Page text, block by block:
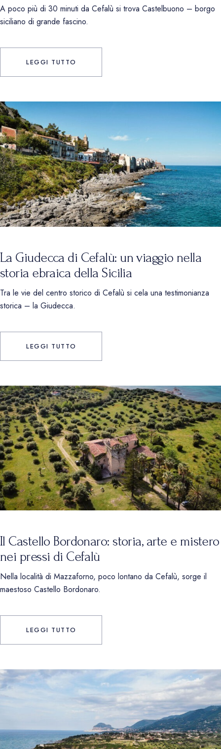
A poco più di 30 minuti da Cefalù si trova Castelbuono – borgo
siciliano di grande fascino.
LEGGI TUTTO
La Giudecca di Cefalù: un viaggio nella
storia ebraica della Sicilia
Tra le vie del centro storico di Cefalù si cela una testimonianza
storica – la Giudecca.
LEGGI TUTTO
Il Castello Bordonaro: storia, arte e mistero
nei pressi di Cefalù
Nella località di Mazzaforno, poco lontano da Cefalù, sorge il
maestoso Castello Bordonaro.
LEGGI TUTTO